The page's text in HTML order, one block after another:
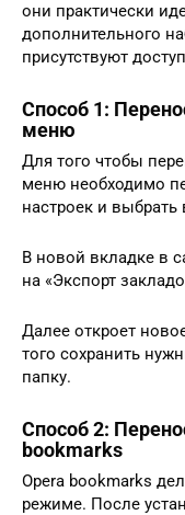
они практически
дополнительного
присутствуют
Способ 1:
меню
Для того чтобы
меню необходимо
настроек и выбрать
В новой вкладке в
на «Экспорт
Далее откроет
того сохранить
папку.
Способ 2:
bookmarks
Opera bookmarks
режиме. После